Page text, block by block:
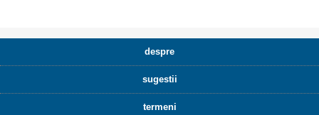
despre
sugestii
termeni